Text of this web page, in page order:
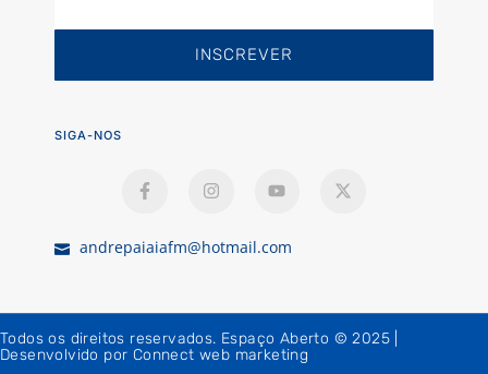
INSCREVER
SIGA-NOS
andrepaiaiafm@hotmail.com
Todos os direitos reservados. Espaço Aberto © 2025 |
Desenvolvido por Connect web marketing